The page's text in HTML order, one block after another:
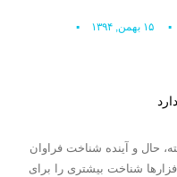
۱۵ بهمن, ۱۳۹۴
حال و آینده شناخت فراوان
شناخت بیشتری را برای